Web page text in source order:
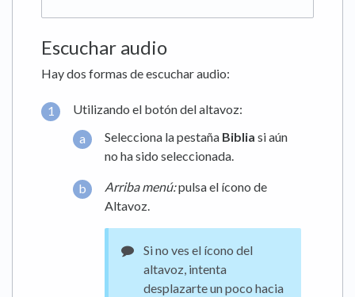
Escuchar audio
Hay dos formas de escuchar audio:
Utilizando el botón del altavoz:
Selecciona la pestaña Biblia si aún
no ha sido seleccionada.
Arriba menú:pulsa el ícono de
Altavoz.
Si no ves el ícono del
altavoz, intenta
desplazarte un poco hacia